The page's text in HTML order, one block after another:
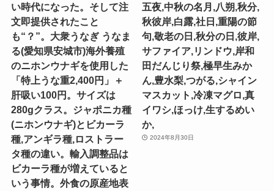
い時代になった。そして注
文即提供されたこと
も“？”。大衆うなぎ うなま
る(愛知県安城市)海外養殖
のニホンウナギを使用した
「特上うな重2,400円」＋
肝吸い100円。サイズは
280gクラス。ジャポニカ種
(ニホンウナギ)とビカーラ
種,アンギラ種,ロストラー
タ種の違い。輸入調整品は
ビカーラ種が増えていると
いう事情。外食の原産地表
五夜,中秋の名月,八朔,秋分,
秋彼岸,白露,社日,重陽の節
句,敬老の日,秋分の日,彼岸,
サファイア,リンドウ,岸和
田だんじり祭,極早生みか
ん,豊水梨,つがる,シャイン
マスカット,冷凍マグロ,真
イワシ,ほっけ,生するめい
か,
2024年8月30日